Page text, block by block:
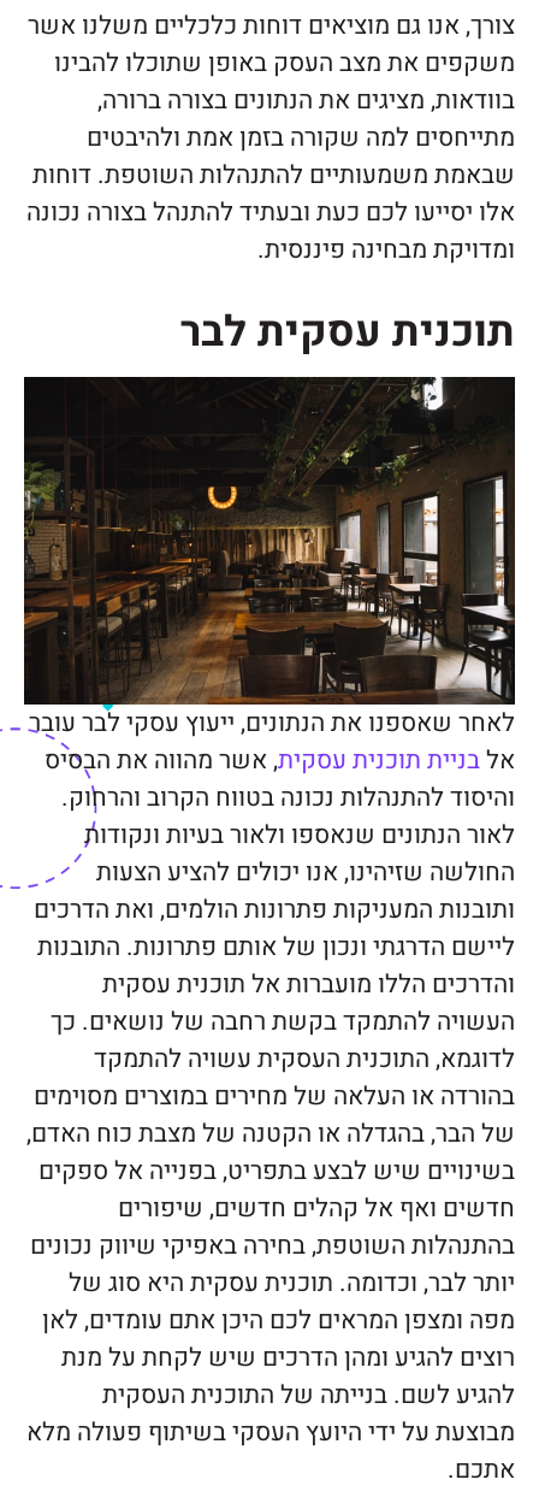
צורך, אנו גם מוציאים דוחות כלכליים משלנו אשר
משקפים את מצב העסק באופן שתוכלו להבינו
בוודאות, מציגים את הנתונים בצורה ברורה,
מתייחסים למה שקורה בזמן אמת ולהיבטים
שבאמת משמעותיים להתנהלות השוטפת. דוחות
אלו יסייעו לכם כעת ובעתיד להתנהל בצורה נכונה
ומדויקת מבחינה פיננסית.
תוכנית עסקית לבר
לאחר שאספנו את הנתונים, ייעוץ עסקי לבר עובר
אלבניית תוכנית עסקית, אשר מהווה את הבסיס
והיסוד להתנהלות נכונה בטווח הקרוב והרחוק.
לאור הנתונים שנאספו ולאור בעיות ונקודות
החולשה שזיהינו, אנו יכולים להציע הצעות
ותובנות המעניקות פתרונות הולמים, ואת הדרכים
ליישם הדרגתי ונכון של אותם פתרונות. התובנות
והדרכים הללו מועברות אל תוכנית עסקית
העשויה להתמקד בקשת רחבה של נושאים. כך
לדוגמא, התוכנית העסקית עשויה להתמקד
בהורדה או העלאה של מחירים במוצרים מסוימים
של הבר, בהגדלה או הקטנה של מצבת כוח האדם,
בשינויים שיש לבצע בתפריט, בפנייה אל ספקים
חדשים ואף אל קהלים חדשים, שיפורים
בהתנהלות השוטפת, בחירה באפיקי שיווק נכונים
יותר לבר, וכדומה. תוכנית עסקית היא סוג של
מפה ומצפן המראים לכם היכן אתם עומדים, לאן
רוצים להגיע ומהן הדרכים שיש לקחת על מנת
להגיע לשם. בנייתה של התוכנית העסקית
מבוצעת על ידי היועץ העסקי בשיתוף פעולה מלא
אתכם.